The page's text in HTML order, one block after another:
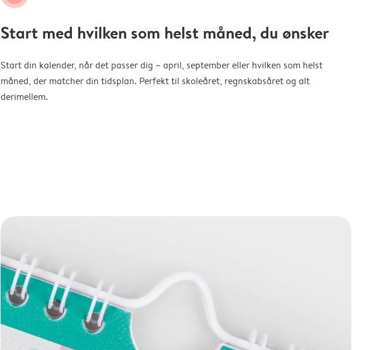
Start med hvilken som helst måned, du ønsker
Start din kalender, når det passer dig – april, september eller hvilken som helst
måned, der matcher din tidsplan. Perfekt til skoleåret, regnskabsåret og alt
derimellem.